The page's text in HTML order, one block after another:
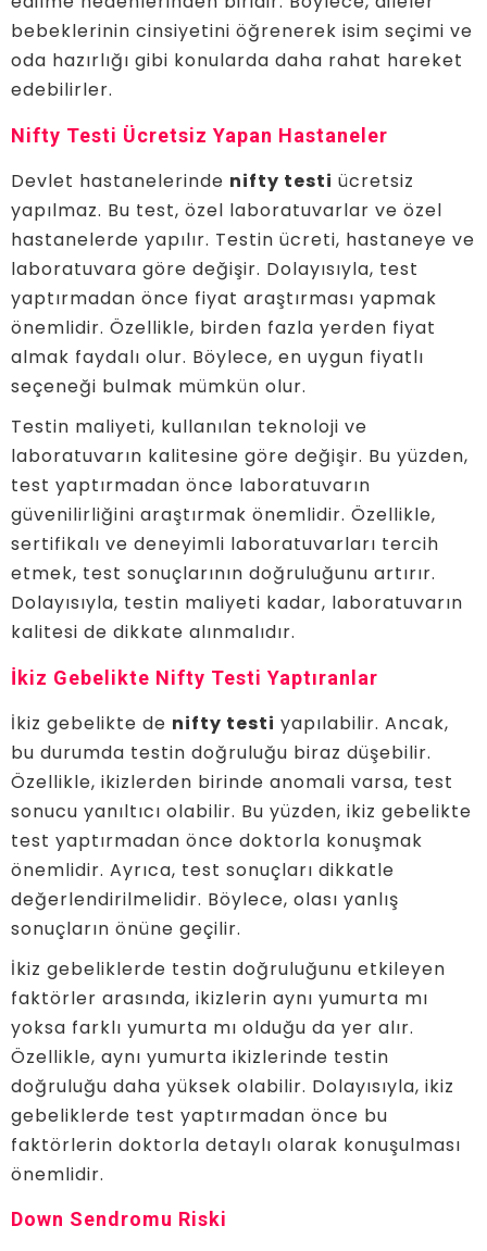
bebeklerinin cinsiyetini öğrenerek isim seçimi ve
oda hazırlığı gibi konularda daha rahat hareket
edebilirler.
Nifty Testi Ücretsiz Yapan Hastaneler
Devlet hastanelerinde nifty testi ücretsiz
yapılmaz. Bu test, özel laboratuvarlar ve özel
hastanelerde yapılır. Testin ücreti, hastaneye ve
laboratuvara göre değişir. Dolayısıyla, test
yaptırmadan önce fiyat araştırması yapmak
önemlidir. Özellikle, birden fazla yerden fiyat
almak faydalı olur. Böylece, en uygun fiyatlı
seçeneği bulmak mümkün olur.
Testin maliyeti, kullanılan teknoloji ve
laboratuvarın kalitesine göre değişir. Bu yüzden,
test yaptırmadan önce laboratuvarın
güvenilirliğini araştırmak önemlidir. Özellikle,
sertifikalı ve deneyimli laboratuvarları tercih
etmek, test sonuçlarının doğruluğunu artırır.
Dolayısıyla, testin maliyeti kadar, laboratuvarın
kalitesi de dikkate alınmalıdır.
İkiz Gebelikte Nifty Testi Yaptıranlar
İkiz gebelikte de nifty testi yapılabilir. Ancak,
bu durumda testin doğruluğu biraz düşebilir.
Özellikle, ikizlerden birinde anomali varsa, test
sonucu yanıltıcı olabilir. Bu yüzden, ikiz gebelikte
test yaptırmadan önce doktorla konuşmak
önemlidir. Ayrıca, test sonuçları dikkatle
değerlendirilmelidir. Böylece, olası yanlış
sonuçların önüne geçilir.
İkiz gebeliklerde testin doğruluğunu etkileyen
faktörler arasında, ikizlerin aynı yumurta mı
yoksa farklı yumurta mı olduğu da yer alır.
Özellikle, aynı yumurta ikizlerinde testin
doğruluğu daha yüksek olabilir. Dolayısıyla, ikiz
gebeliklerde test yaptırmadan önce bu
faktörlerin doktorla detaylı olarak konuşulması
önemlidir.
Down Sendromu Riski